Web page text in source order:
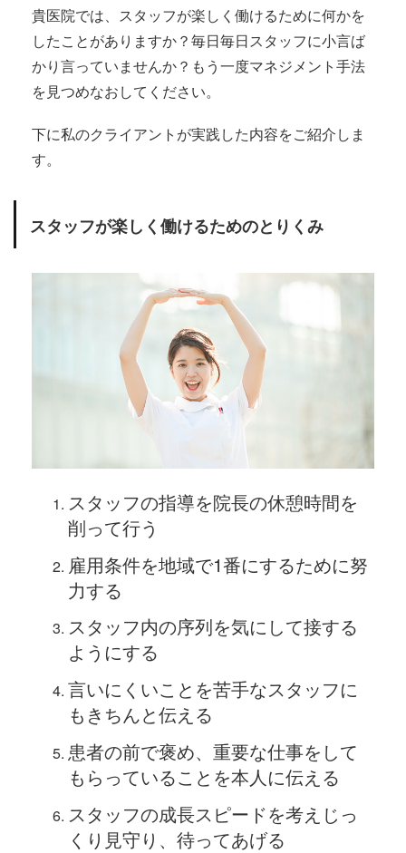
貴医院では、スタッフが楽しく働けるために何かを
したことがありますか？毎日毎日スタッフに小言ば
かり言っていませんか？もう一度マネジメント手法
を見つめなおしてください。
下に私のクライアントが実践した内容をご紹介しま
す。
スタッフが楽しく働けるためのとりくみ
スタッフの指導を院長の休憩時間を
削って行う
雇用条件を地域で1番にするために努
力する
スタッフ内の序列を気にして接する
ようにする
言いにくいことを苦手なスタッフに
もきちんと伝える
患者の前で褒め、重要な仕事をして
もらっていることを本人に伝える
スタッフの成長スピードを考えじっ
くり見守り、待ってあげる